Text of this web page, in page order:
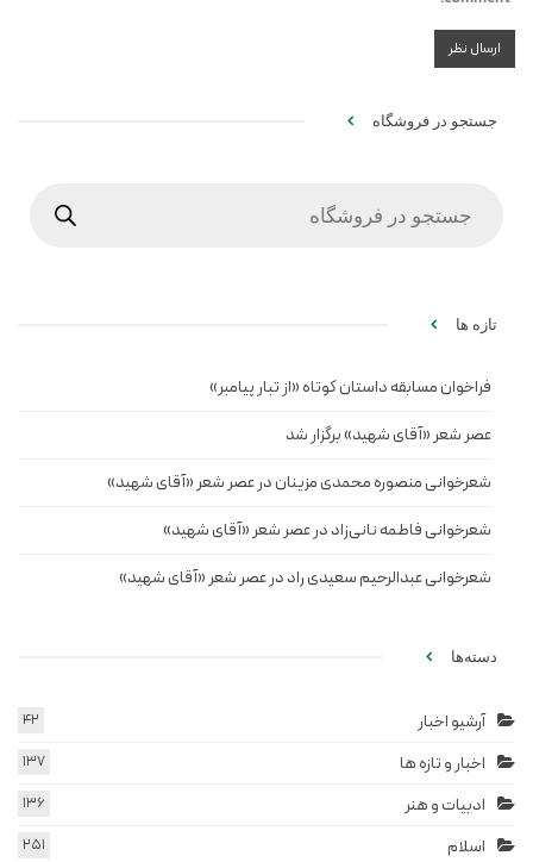
جستجو در فروشگاه
تازه ها
فراخوان مسابقه داستان کوتاه «از تبار پیامبر»
عصر شعر «آقای شهید» برگزار شد
شعرخوانی منصوره محمدی مزینان در عصر شعر «آقای شهید»
شعرخوانی فاطمه نانی‌زاد در عصر شعر «آقای شهید»
شعرخوانی عبدالرحیم سعیدی راد در عصر شعر «آقای شهید»
دسته‌ها
آرشیو اخبار 42
اخبار و تازه ها 137
ادبیات و هنر 136
اسلام 251